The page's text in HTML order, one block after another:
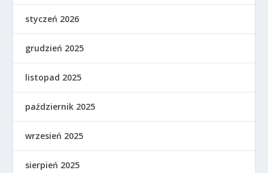
styczeń 2026
grudzień 2025
listopad 2025
październik 2025
wrzesień 2025
sierpień 2025